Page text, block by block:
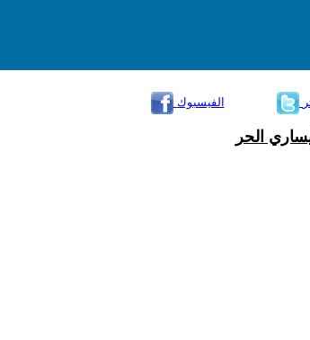
الفيسبوك
الحر